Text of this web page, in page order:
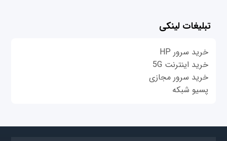
تبلیغات لینکی
خرید سرور HP
خرید اینترنت 5G
خرید سرور مجازی
پسیو شبکه